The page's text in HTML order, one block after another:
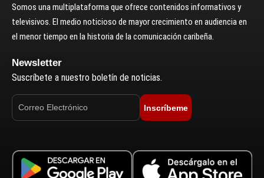
Somos una multiplataforma que ofrece contenidos informativos y
televisivos. El medio noticioso de mayor crecimiento en audiencia en
el menor tiempo en la historia de la comunicación caribeña.
Newsletter
Suscríbete a nuestro boletín de noticias.
Inscríbeme